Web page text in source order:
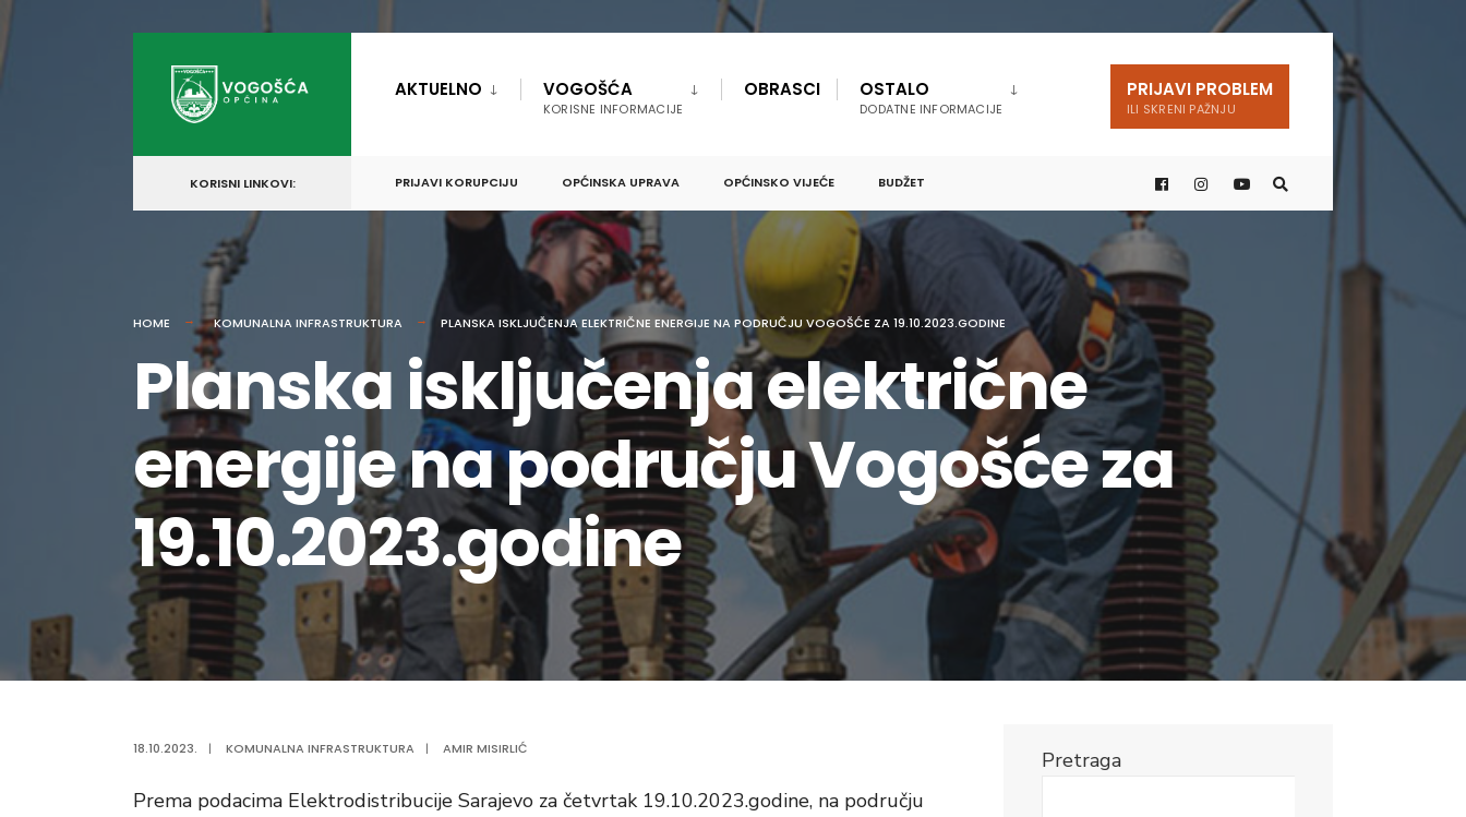
content
AKTUELNO VOGOŠĆA
KORISNE INFORMACIJE
OBRASCI OSTALO
DODATNE INFORMACIJE
PRIJAVI PROBLEM
ILI SKRENI PAŽNJU
KORISNI LINKOVI: PRIJAVI KORUPCIJU OPĆINSKA UPRAVA OPĆINSKO VIJEĆE BUDŽET
HOME KOMUNALNA INFRASTRUKTURA PLANSKA ISKLJUČENJA ELEKTRIČNE ENERGIJE NA PODRUČJU VOGOŠĆE ZA 19.10.2023.GODINE
Planska isključenja električne
energije na području Vogošće za
19.10.2023.godine
18.10.2023. | KOMUNALNA INFRASTRUKTURA | AMIR MISIRLIĆ
Prema podacima Elektrodistribucije Sarajevo za četvrtak 19.10.2023.godine, na području
Pretraga